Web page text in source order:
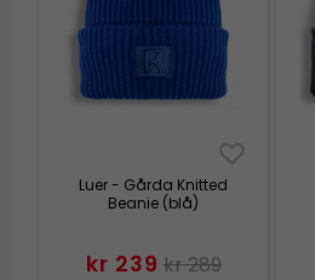
Luer - Gårda Knitted
Beanie (blå)
kr 239 kr 289